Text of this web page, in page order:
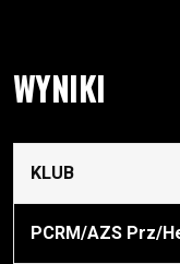
WYNIKI
KLUB
PCRM/AZS Prz/